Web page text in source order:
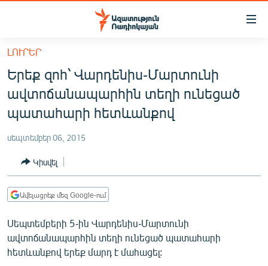
Մատչելիության
հիմնական
բովանդակությանը
Անցնել
հիմնական
մենյուին
ՀԱՅԱՍՏԱՆ
ՔԱՂԱՔԱԿԱՆ
ՀԱՍԱՐԱԿՈՒԹՅՈՒՆ
ՏՆՏԵՍՈՒԹՅՈՒՆ
ՊԱՏԵՐԱԶՄԻ 6 ՇԱԲԱԹՆԵՐԸ
ՏԱՐԱԾԱՇՐՋԱՆ
ԼՈՒՐԵՐ
Երեք զոհ՝ Վարդենիս-Մարտունի
ավտոճանապարհին տեղի ունեցած
պատահարի հետևանքով
սեպտեմբեր 06, 2015
Կիսվել
Ավելացրեք մեզ Google-ում
Սեպտեմբերի 5-ին Վարդենիս-Մարտունի
ավտոճանապարհին տեղի ունեցած պատահարի
հետևանքով երեք մարդ է մահացել: